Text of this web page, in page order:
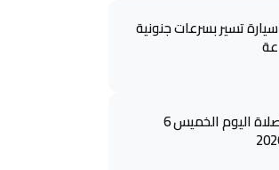
ضبط 1119 سيارة تسير بسرعات جنونية
مواقيت الصلاة اليوم الخميس 6